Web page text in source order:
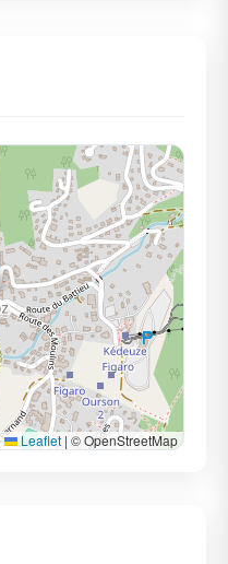
Leaflet | © OpenStreetMap